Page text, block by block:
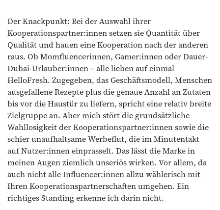
Der Knackpunkt: Bei der Auswahl ihrer
Kooperationspartner:innen setzen sie Quantität über
Qualität und hauen eine Kooperation nach der anderen
raus. Ob Momfluencerinnen, Gamer:innen oder Dauer-
Dubai-Urlauber:innen – alle lieben auf einmal
HelloFresh. Zugegeben, das Geschäftsmodell, Menschen
ausgefallene Rezepte plus die genaue Anzahl an Zutaten
bis vor die Haustür zu liefern, spricht eine relativ breite
Zielgruppe an. Aber mich stört die grundsätzliche
Wahllosigkeit der Kooperationspartner:innen sowie die
schier unaufhaltsame Werbeflut, die im Minutentakt
auf Nutzer:innen einprasselt. Das lässt die Marke in
meinen Augen ziemlich unseriös wirken. Vor allem, da
auch nicht alle Influencer:innen allzu wählerisch mit
Ihren Kooperationspartnerschaften umgehen. Ein
richtiges Standing erkenne ich darin nicht.